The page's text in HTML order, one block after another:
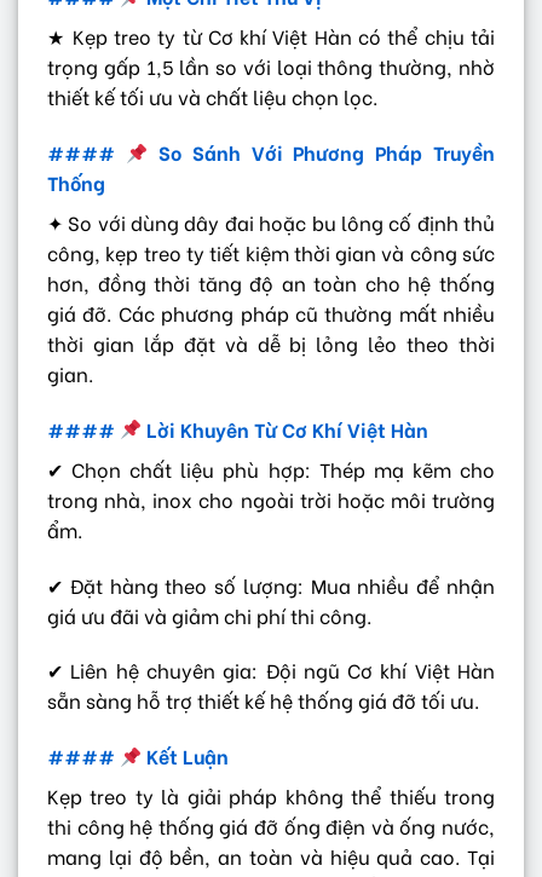
★ Kẹp treo ty từ Cơ khí Việt Hàn có thể chịu tải
trọng gấp 1,5 lần so với loại thông thường, nhờ
thiết kế tối ưu và chất liệu chọn lọc.
####
So Sánh Với Phương Pháp Truyền
Thống
✦ So với dùng dây đai hoặc bu lông cố định thủ
công, kẹp treo ty tiết kiệm thời gian và công sức
hơn, đồng thời tăng độ an toàn cho hệ thống
giá đỡ. Các phương pháp cũ thường mất nhiều
thời gian lắp đặt và dễ bị lỏng lẻo theo thời
gian.
####
Lời Khuyên Từ Cơ Khí Việt Hàn
✔ Chọn chất liệu phù hợp: Thép mạ kẽm cho
trong nhà, inox cho ngoài trời hoặc môi trường
ẩm.
✔ Đặt hàng theo số lượng: Mua nhiều để nhận
giá ưu đãi và giảm chi phí thi công.
✔ Liên hệ chuyên gia: Đội ngũ Cơ khí Việt Hàn
sẵn sàng hỗ trợ thiết kế hệ thống giá đỡ tối ưu.
####
Kết Luận
Kẹp treo ty là giải pháp không thể thiếu trong
thi công hệ thống giá đỡ ống điện và ống nước,
mang lại độ bền, an toàn và hiệu quả cao. Tại